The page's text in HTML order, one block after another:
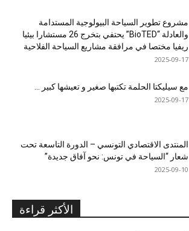
مشروع تطوير السياحة البيولوجية المستدامة
والعادلة “BioTED” يحتفي بتخرج 26 مستشارا بيئيا
ريفيا مختصا في مرافقة مشاريع السياحة الفلاحية
2025-09-17
مع سيليكتا الحلمة تكتبها صغير و تعيشها كبير …
2025-09-17
المنتدى الاقتصادي التونسي – الدورة التاسعة تحت
شعار “السياحة في تونس: نحو آفاق جديدة”
2025-09-10
الأكثر قراءة